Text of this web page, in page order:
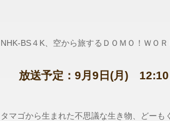
NHK-BS４K、空から旅するＤＯＭＯ！ＷＯ
放送予定：9月9日(月) 12:10
タマゴから生まれた不思議な生き物、どー